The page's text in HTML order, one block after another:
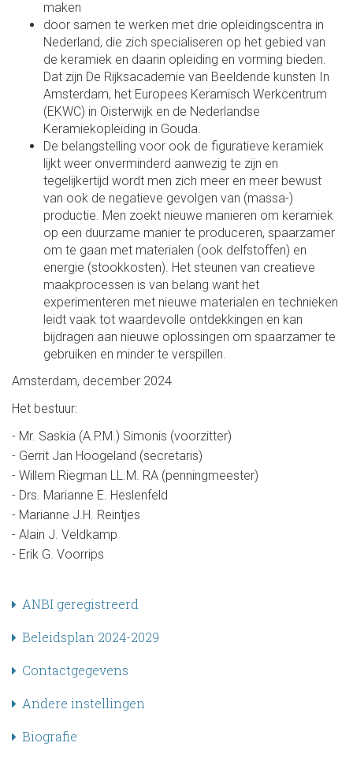
maken
door samen te werken met drie opleidingscentra in
Nederland, die zich specialiseren op het gebied van
de keramiek en daarin opleiding en vorming bieden.
Dat zijn De Rijksacademie van Beeldende kunsten In
Amsterdam, het Europees Keramisch Werkcentrum
(EKWC) in Oisterwijk en de Nederlandse
Keramiekopleiding in Gouda.
De belangstelling voor ook de figuratieve keramiek
lijkt weer onverminderd aanwezig te zijn en
tegelijkertijd wordt men zich meer en meer bewust
van ook de negatieve gevolgen van (massa-)
productie. Men zoekt nieuwe manieren om keramiek
op een duurzame manier te produceren, spaarzamer
om te gaan met materialen (ook delfstoffen) en
energie (stookkosten). Het steunen van creatieve
maakprocessen is van belang want het
experimenteren met nieuwe materialen en technieken
leidt vaak tot waardevolle ontdekkingen en kan
bijdragen aan nieuwe oplossingen om spaarzamer te
gebruiken en minder te verspillen.
Amsterdam, december 2024
Het bestuur:
- Mr. Saskia (A.P.M.) Simonis (voorzitter)
- Gerrit Jan Hoogeland (secretaris)
- Willem Riegman LL.M. RA (penningmeester)
- Drs. Marianne E. Heslenfeld
- Marianne J.H. Reintjes
- Alain J. Veldkamp
- Erik G. Voorrips
u
n
v
g
a
t
i
ANBI geregistreerd
Beleidsplan 2024-2029
Contactgegevens
Andere instellingen
Biografie